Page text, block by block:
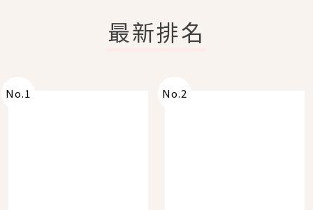
最新排名
No.1 No.2